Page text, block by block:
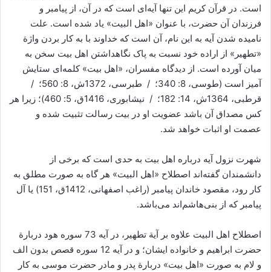
است. در قرآن کریم این تنها آیه‌ای است که در آن، از پیامبر و
فرزندان آن حضرت، با عنوان «اهل البیت» یاد شده است. علت
نامیده شدن آیه به این نام، آن است که خداوند با به کار بردن واژة
«تطهیر» از اراده خود نسبت به پاک نگاهداشتن اهل بیت سخن به
میان آورده است. از دیدگاه مفسران، «اهل بیت» کلمه‌ای ستایش
آمیز است (طوسی، 8: 340؛ / طبرسی، 1372ش، 8: 560؛ /
قرطبی، 1364ش، 14: 182؛ / نیشابوری، 1416ق، 5: 460)؛ زیرا هر
کس مصداق آن باشد عضویت او در بیت رسالت تثبیت شده و
عصمت او اثبات خواهد شد.
شهرت نزول آیه درباره اهل بیت به حدی است که برخی از
دانشمندان گفته‌اند اصطلاح «اهل البیت» هر گاه به صورت مطلق به
کار رود، مقصود خاندان پیامبر (راغب اصفهانی، 1412ق، 151) یا آل
پیامبر که از بنی‌هاشم‌اند می‌باشد.
اصطلاح اهل البیت علاوه بر آیة تطهیر، در آیه 73 سوره هود دربارة
حضرت ابراهیم و خانواده ایشان؛ و در آیه 12 سوره قصص بدون الف
و لام به صورت «اهل بیت» دربارة پدر و مادر حضرت موسی به کار